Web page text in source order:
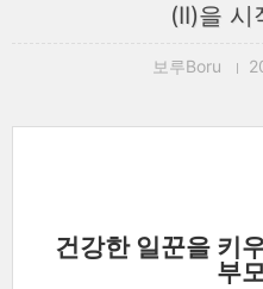
(II)을 시
보루Boru
건강한 일꾼을 키
부